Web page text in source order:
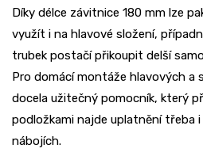
Díky délce závitnice 180 mm lze
využít i na hlavové složení,
trubek postačí přikoupit delší
Pro domácí montáže hlavových a
docela užitečný pomocník, který
podložkami najde uplatnění třeba
nábojích.